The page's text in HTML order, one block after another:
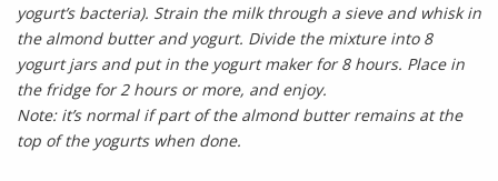
yogurt’s bacteria). Strain the milk through a sieve and whisk in
the almond butter and yogurt. Divide the mixture into 8
yogurt jars and put in the yogurt maker for 8 hours. Place in
the fridge for 2 hours or more, and enjoy.
Note: it’s normal if part of the almond butter remains at the
top of the yogurts when done.